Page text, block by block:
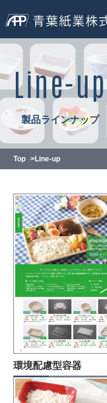
Line-up
製品ラインナップ
Top Line-up
環境配慮型容器